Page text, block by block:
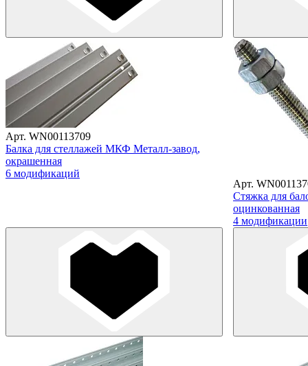
Арт. WN00113709
Балка для стеллажей МКФ Металл-завод,
окрашенная
6 модификаций
Арт.
Стяжка для
оцинкованная
4 модификации